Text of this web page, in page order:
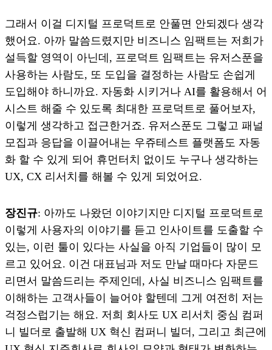
그래서 이걸 디지털 프로덕트로 안풀면 안되겠다 생각
했어요. 아까 말씀드렸지만 비즈니스 임팩트는 저희가
설득할 영역이 아닌데, 프로덕트 임팩트는 유저스푼을
사용하는 사람도, 또 도입을 결정하는 사람도 손쉽게
도입해야 하니까요. 자동화 시키거나 AI를 활용해서 어
시스트 해줄 수 있도록 최대한 프로덕트로 풀어보자,
이렇게 생각하고 접근한거죠. 유저스푼도 그렇고 패널
모집과 응답을 이끌어내는 우쥬테스트 플랫폼도 자동
화 할 수 있게 되어 휴먼터치 없이도 누구나 생각하는
UX, CX 리서치를 해볼 수 있게 되었어요.
장진규: 아까도 나왔던 이야기지만 디지털 프로덕트로
이렇게 사용자의 이야기를 듣고 인사이트를 도출할 수
있는, 이런 툴이 있다는 사실을 아직 기업들이 많이 모
르고 있어요. 이건 대표님과 저도 만날 때마다 자문드
리면서 말씀드리는 주제인데, 사실 비즈니스 임팩트를
이해하는 고객사들이 늘어야 할텐데 그게 여전히 저는
걱정스럽기는 해요. 저희 회사도 UX 리서치 중심 컴퍼
니 빌더로 출발해 UX 혁신 컴퍼니 빌더, 그리고 최근에